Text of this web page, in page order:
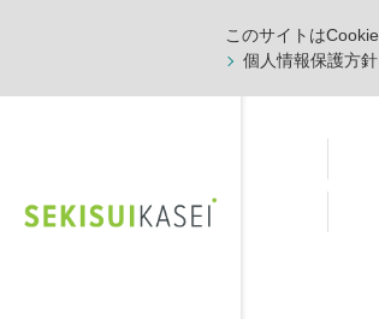
このサイトは
個人情報保護方